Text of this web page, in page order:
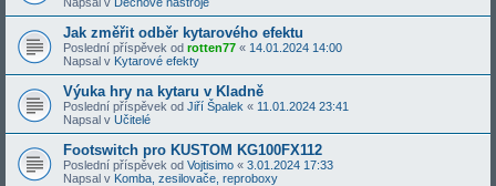
Jak změřit odběr kytarového efektu
Poslední příspěvek od rotten77 « 14.01.2024 14:00
Napsal v Kytarové efekty
Výuka hry na kytaru v Kladně
Poslední příspěvek od Jiří Špalek « 11.01.2024 23:41
Napsal v Učitelé
Footswitch pro KUSTOM KG100FX112
Poslední příspěvek od Vojtisimo « 3.01.2024 17:33
Napsal v Komba, zesilovače, reproboxy